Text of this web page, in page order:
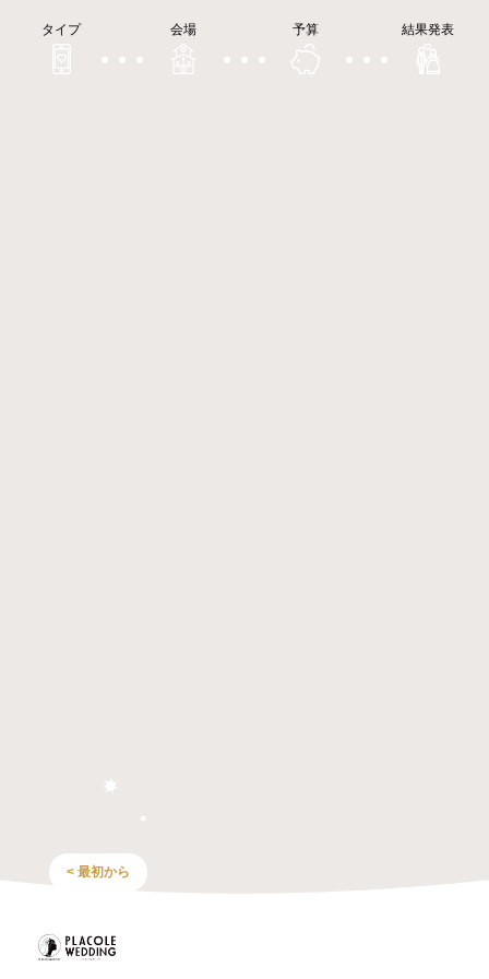
タイプ 会場 予算 結果発表
< 最初から